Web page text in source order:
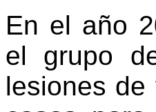
En el año
el grupo
lesiones